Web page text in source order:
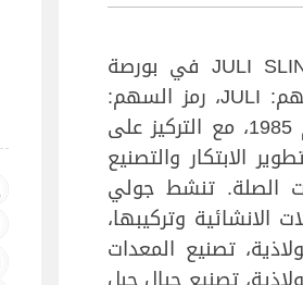
تم إدراج شركة جولي سلينغ المحدودة ((JULI SLING CO., LTD في بورصة
Shenzhen للأوراق المالية في 26 يناير 2010 (اسم السهم: JULI، رمز السهم:
002342). تأسست شركة جولي سلينغ المحدودة في عام 1985، مع التركيز على
الابتكار والتصنيع
الصلة. تنشط جولي
الانشائية وتركيبها،
تصنيع المعدات